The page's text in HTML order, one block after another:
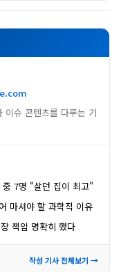
이슈 콘텐츠를 다루는 기
7명 "살던 집이 최고"
마셔야 할 과학적 이유
책임 명확히 했다
작성 기사 전체보기 →